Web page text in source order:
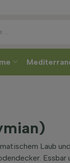
Laub
Essbar